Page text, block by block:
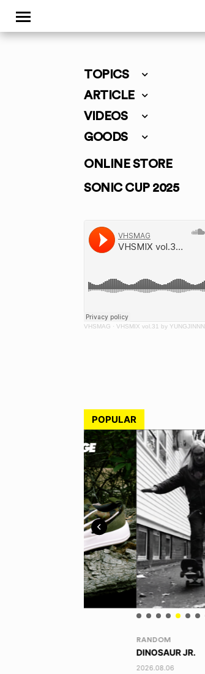
TOPICS
ARTICLE
VIDEOS
GOODS
ONLINE STORE
SONIC CUP 2025
VHSMAG · VHSMIX vol.31 by YUNGJINNN
POPULAR
DINOSAUR JR.